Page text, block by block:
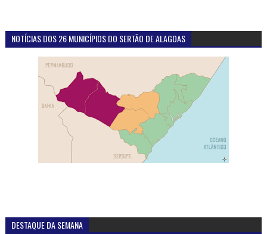
NOTÍCIAS DOS 26 MUNICÍPIOS DO SERTÃO DE ALAGOAS
DESTAQUE DA SEMANA